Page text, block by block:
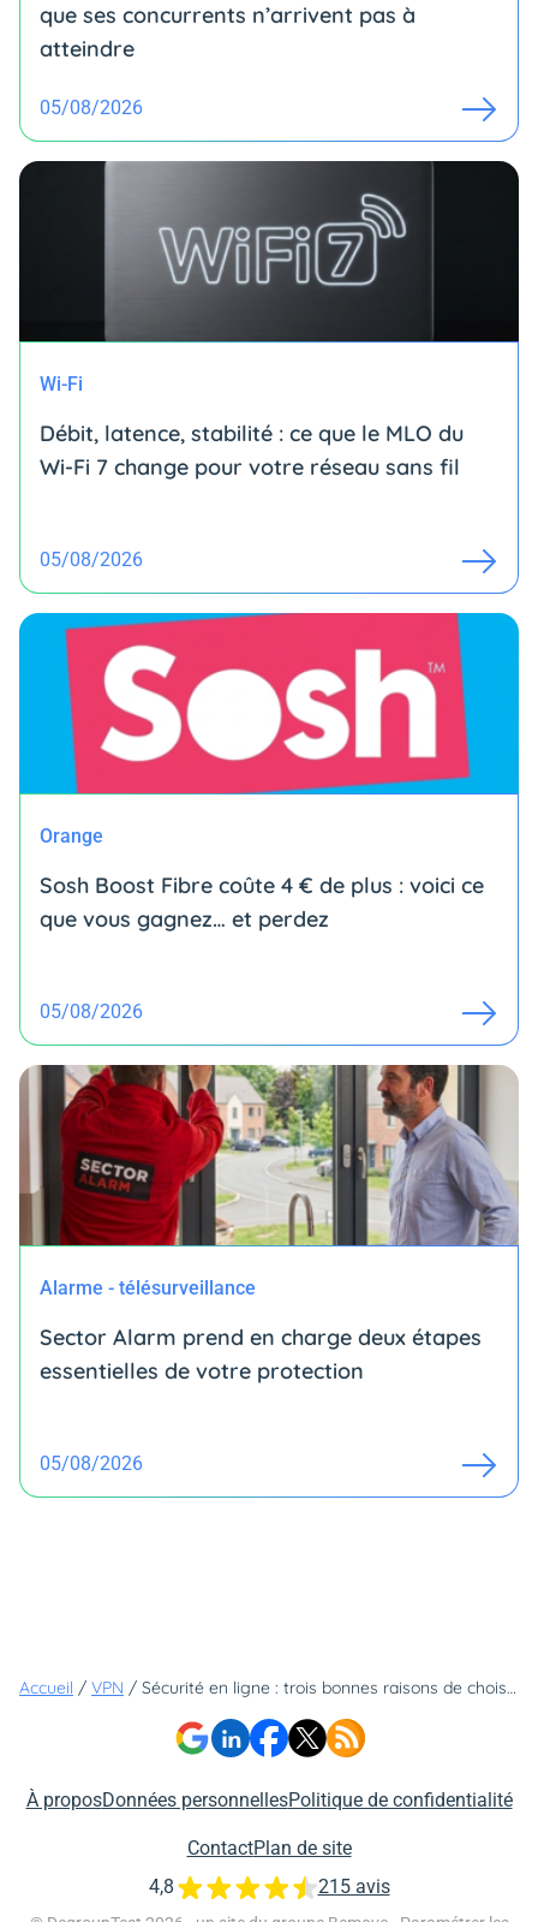
que ses concurrents n’arrivent pas à
atteindre
05/08/2026
Wi-Fi
Débit, latence, stabilité : ce que le MLO du
Wi-Fi 7 change pour votre réseau sans fil
05/08/2026
Orange
Sosh Boost Fibre coûte 4 € de plus : voici ce
que vous gagnez… et perdez
05/08/2026
Alarme - télésurveillance
Sector Alarm prend en charge deux étapes
essentielles de votre protection
05/08/2026
Accueil / VPN / Sécurité en ligne : trois bonnes raisons de choisir ExpressVPN
À proposDonnées personnellesPolitique de confidentialité
ContactPlan de site
4,8 215 avis